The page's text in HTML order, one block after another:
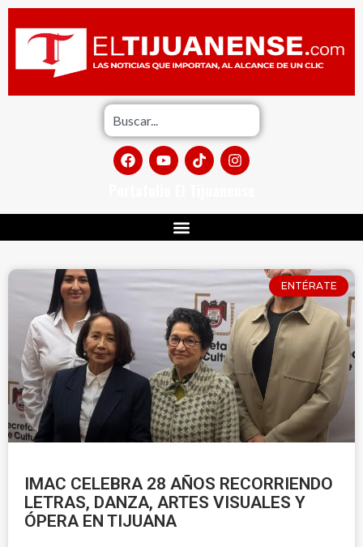
ENTÉRATE
IMAC CELEBRA 28 AÑOS RECORRIENDO
LETRAS, DANZA, ARTES VISUALES Y
ÓPERA EN TIJUANA